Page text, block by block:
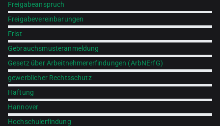
Freigabeanspruch
Freigabevereinbarungen
Frist
Gebrauchsmusteranmeldung
Gesetz über Arbeitnehmererfindungen (ArbNErfG)
gewerblicher Rechtsschutz
Haftung
Hannover
Hochschulerfindung